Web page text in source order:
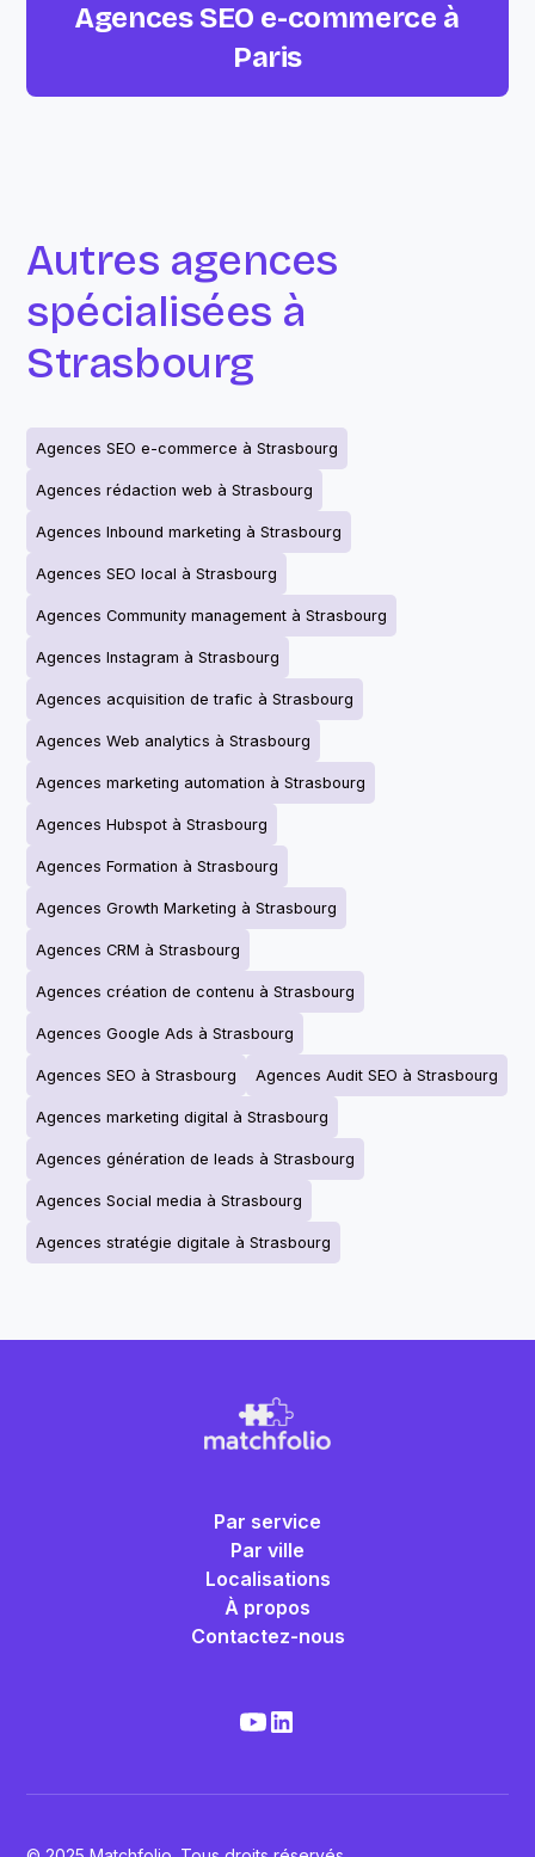
Agences SEO e-commerce à
Paris
Autres agences
spécialisées à
Strasbourg
Agences SEO e-commerce à Strasbourg
Agences rédaction web à Strasbourg
Agences Inbound marketing à Strasbourg
Agences SEO local à Strasbourg
Agences Community management à Strasbourg
Agences Instagram à Strasbourg
Agences acquisition de trafic à Strasbourg
Agences Web analytics à Strasbourg
Agences marketing automation à Strasbourg
Agences Hubspot à Strasbourg
Agences Formation à Strasbourg
Agences Growth Marketing à Strasbourg
Agences CRM à Strasbourg
Agences création de contenu à Strasbourg
Agences Google Ads à Strasbourg
Agences SEO à Strasbourg Agences Audit SEO à Strasbourg
Agences marketing digital à Strasbourg
Agences génération de leads à Strasbourg
Agences Social media à Strasbourg
Agences stratégie digitale à Strasbourg
Par service
Par ville
Localisations
À propos
Contactez-nous